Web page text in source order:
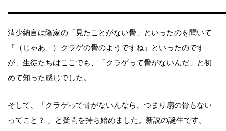
清少納言は隆家の「見たことがない骨」といったのを聞いて
「（じゃあ、）クラゲの骨のようですね」といったのです
が、生徒たちはここでも、「クラゲって骨がないんだ」と初
めて知った感じでした。
そして、「クラゲって骨がないんなら、つまり扇の骨もない
ってこと？ 」と疑問を持ち始めました。新説の誕生です。